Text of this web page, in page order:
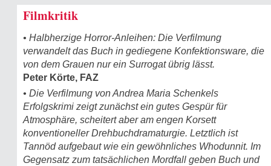
Filmkritik
• Halbherzige Horror-Anleihen: Die Verfilmung
verwandelt das Buch in gediegene Konfektionsware, die
von dem Grauen nur ein Surrogat übrig lässt.
Peter Körte, FAZ
• Die Verfilmung von Andrea Maria Schenkels
Erfolgskrimi zeigt zunächst ein gutes Gespür für
Atmosphäre, scheitert aber am engen Korsett
konventioneller Drehbuchdramaturgie. Letztlich ist
Tannöd aufgebaut wie ein gewöhnliches Whodunnit. Im
Gegensatz zum tatsächlichen Mordfall geben Buch und